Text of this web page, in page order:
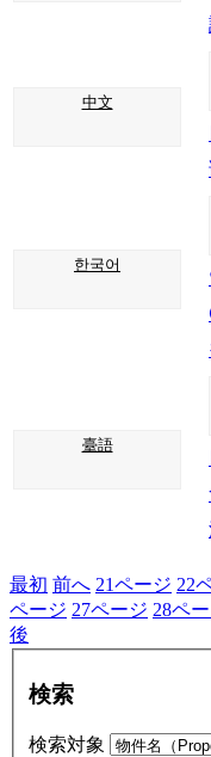
中文
한국어
臺語
最初 前へ 21ページ 22
ページ 27ページ 28ペ
後
検索
検索対象